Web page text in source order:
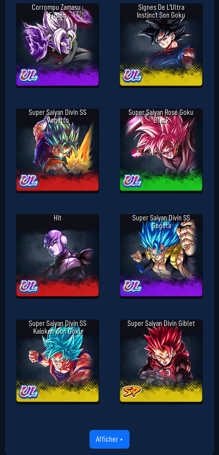
Corrompu Zamasu :
Fusion
Signes De L'Ultra
Instinct Son Goku
Super Saiyan Divin SS
Vegetto
Super Saiyan Rosé Goku
Black
Hit
Super Saiyan Divin SS
Gogeta
Super Saiyan Divin SS
Kaioken Son Goku
Super Saiyan Divin Giblet
Afficher +